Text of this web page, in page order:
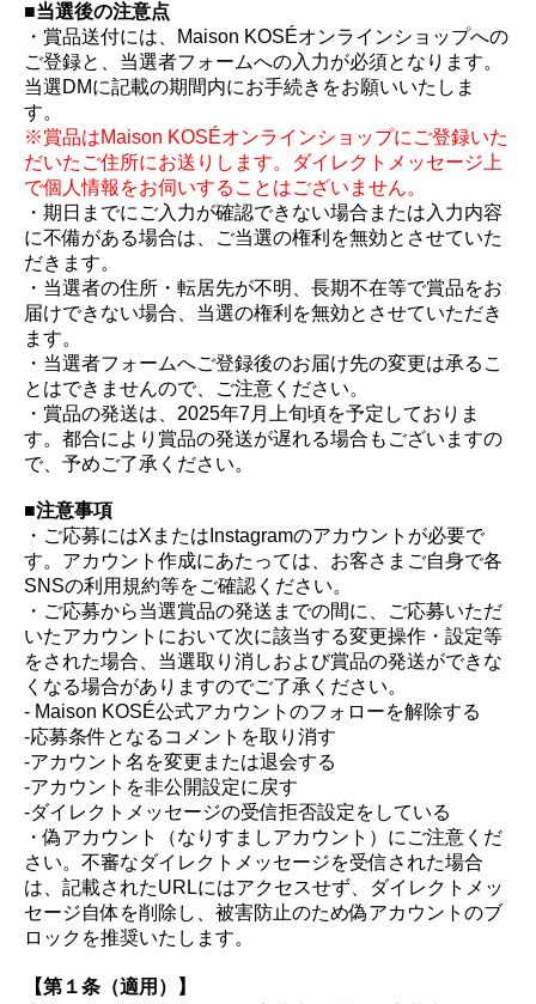
■当選後の注意点
・賞品送付には、Maison KOSÉオンラインショップへの
ご登録と、当選者フォームへの入力が必須となります。
当選DMに記載の期間内にお手続きをお願いいたしま
す。
※賞品はMaison KOSÉオンラインショップにご登録いた
だいたご住所にお送りします。ダイレクトメッセージ上
で個人情報をお伺いすることはございません。
・期日までにご入力が確認できない場合または入力内容
に不備がある場合は、ご当選の権利を無効とさせていた
だきます。
・当選者の住所・転居先が不明、長期不在等で賞品をお
届けできない場合、当選の権利を無効とさせていただき
ます。
・当選者フォームへご登録後のお届け先の変更は承るこ
とはできませんので、ご注意ください。
・賞品の発送は、2025年7月上旬頃を予定しておりま
す。都合により賞品の発送が遅れる場合もございますの
で、予めご了承ください。
■注意事項
・ご応募にはXまたはInstagramのアカウントが必要で
す。アカウント作成にあたっては、お客さまご自身で各
SNSの利用規約等をご確認ください。
・ご応募から当選賞品の発送までの間に、ご応募いただ
いたアカウントにおいて次に該当する変更操作・設定等
をされた場合、当選取り消しおよび賞品の発送ができな
くなる場合がありますのでご了承ください。
- Maison KOSÉ公式アカウントのフォローを解除する
-応募条件となるコメントを取り消す
-アカウント名を変更または退会する
-アカウントを非公開設定に戻す
-ダイレクトメッセージの受信拒否設定をしている
・偽アカウント（なりすましアカウント）にご注意くだ
さい。不審なダイレクトメッセージを受信された場合
は、記載されたURLにはアクセスせず、ダイレクトメッ
セージ自体を削除し、被害防止のため偽アカウントのブ
ロックを推奨いたします。
【第１条（適用）】